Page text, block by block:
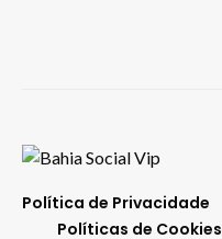
Política de Privacidade
Políticas de Cookies